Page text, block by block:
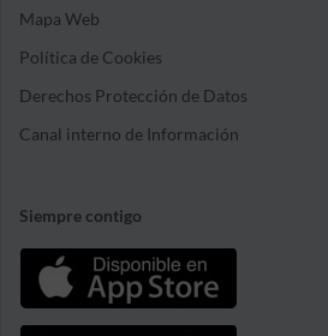
Mapa Web
Política de Cookies
Derechos Protección de Datos
Canal interno de Información
Siempre contigo